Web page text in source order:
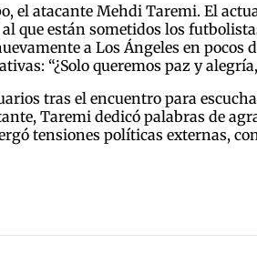
el atacante Mehdi Taremi. El
que están sometidos los
a Los Ángeles en
“¿Solo queremos paz y
tras el encuentro para
Taremi dedicó palabras de
tensiones políticas externas,